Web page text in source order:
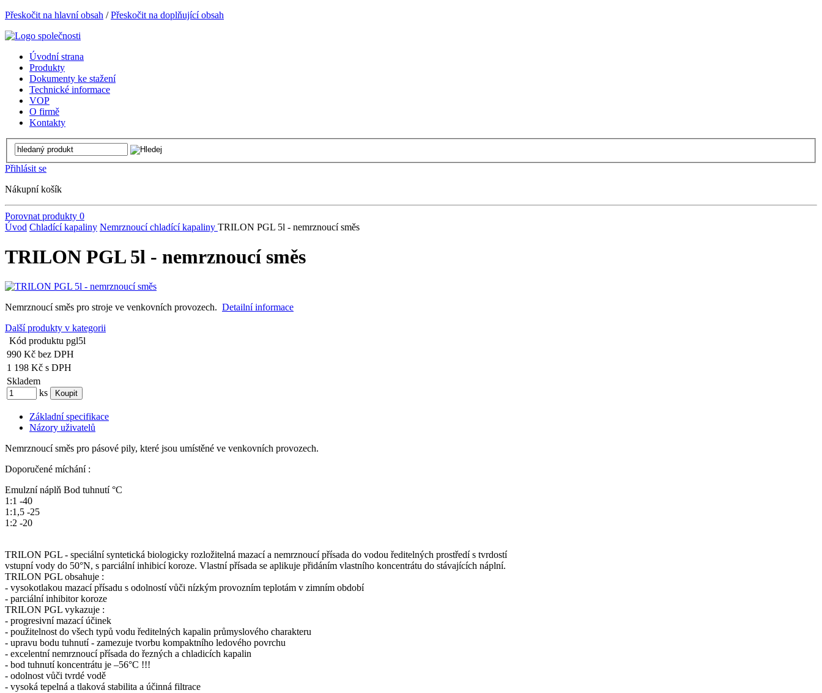
Přeskočit na hlavní obsah /Přeskočit na doplňující obsah
Úvodní strana
Produkty
Dokumenty ke stažení
Technické informace
VOP
O firmě
Kontakty
Přihlásit se
Nákupní košík
Porovnat produkty 0
Úvod Chladící kapaliny Nemrznoucí chladící kapaliny TRILON PGL 5l - nemrznoucí směs
TRILON PGL 5l - nemrznoucí směs
Nemrznoucí směs pro stroje ve venkovních provozech. Detailní informace
Další produkty v kategorii
Kód produktu pgl5l
990 Kč bez DPH
1 198 Kč s DPH
Skladem
ks
Základní specifikace
Názory uživatelů
Nemrznoucí směs pro pásové pily, které jsou umístěné ve venkovních provozech.
Doporučené míchání :
Emulzní náplň Bod tuhnutí °C
1:1 -40
1:1,5 -25
1:2 -20
TRILON PGL - speciální syntetická biologicky rozložitelná mazací a nemrznoucí přísada do vodou ředitelných prostředí s tvrdostí
vstupní vody do 50°N, s parciální inhibicí koroze. Vlastní přísada se aplikuje přidáním vlastního koncentrátu do stávajících náplní.
TRILON PGL obsahuje :
- vysokotlakou mazací přísadu s odolností vůči nízkým provozním teplotám v zimním období
- parciální inhibitor koroze
TRILON PGL vykazuje :
- progresivní mazací účinek
- použitelnost do všech typů vodu ředitelných kapalin průmyslového charakteru
- upravu bodu tuhnutí - zamezuje tvorbu kompaktního ledového povrchu
- excelentní nemrznoucí přísada do řezných a chladicích kapalin
- bod tuhnutí koncentrátu je –56°C !!!
- odolnost vůči tvrdé vodě
- vysoká tepelná a tlaková stabilita a účinná filtrace